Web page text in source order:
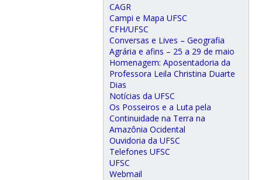
CAGR
Campi e Mapa UFSC
CFH/UFSC
Conversas e Lives – Geografia
Agrária e afins – 25 a 29 de maio
Homenagem: Aposentadoria da
Professora Leila Christina Duarte
Dias
Notícias da UFSC
Os Posseiros e a Luta pela
Continuidade na Terra na
Amazônia Ocidental
Ouvidoria da UFSC
Telefones UFSC
UFSC
Webmail